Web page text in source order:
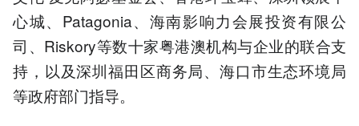
心城、Patagonia、海南影响力会展投资有限公
司、Riskory等数十家粤港澳机构与企业的联合支
持，以及深圳福田区商务局、海口市生态环境局
等政府部门指导。